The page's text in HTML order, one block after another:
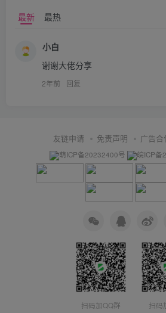
最新 最热
小白
谢谢大佬分享
2年前 回复
友链申请 免责声明 广告合
萌ICP备20232400号 皖ICP备
扫码加QQ群 扫码